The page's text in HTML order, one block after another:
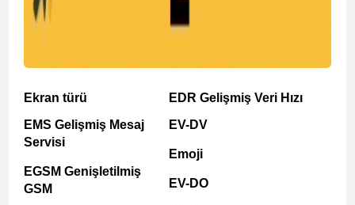
Ekran türü
EMS Gelişmiş Mesaj
Servisi
EGSM Genişletilmiş
GSM
EDR Gelişmiş Veri Hızı
EV-DV
Emoji
EV-DO